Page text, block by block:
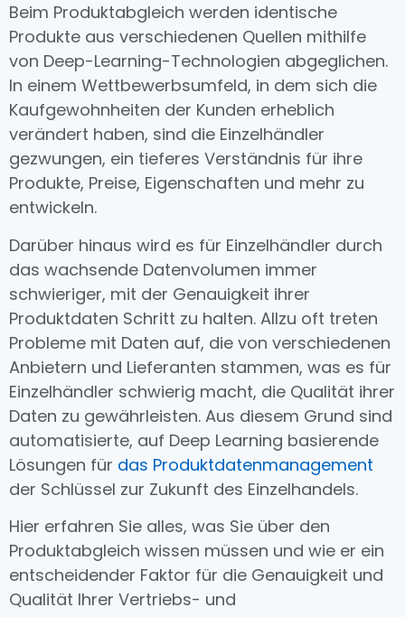
Beim Produktabgleich werden identische
Produkte aus verschiedenen Quellen mithilfe
von Deep-Learning-Technologien abgeglichen.
In einem Wettbewerbsumfeld, in dem sich die
Kaufgewohnheiten der Kunden erheblich
verändert haben, sind die Einzelhändler
gezwungen, ein tieferes Verständnis für ihre
Produkte, Preise, Eigenschaften und mehr zu
entwickeln.
Darüber hinaus wird es für Einzelhändler durch
das wachsende Datenvolumen immer
schwieriger, mit der Genauigkeit ihrer
Produktdaten Schritt zu halten. Allzu oft treten
Probleme mit Daten auf, die von verschiedenen
Anbietern und Lieferanten stammen, was es für
Einzelhändler schwierig macht, die Qualität ihrer
Daten zu gewährleisten. Aus diesem Grund sind
automatisierte, auf Deep Learning basierende
Lösungen für das Produktdatenmanagement
der Schlüssel zur Zukunft des Einzelhandels.
Hier erfahren Sie alles, was Sie über den
Produktabgleich wissen müssen und wie er ein
entscheidender Faktor für die Genauigkeit und
Qualität Ihrer Vertriebs- und